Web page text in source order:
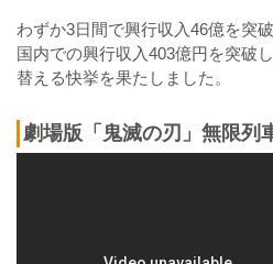
わずか3日間で興行収入46億を突
国内での興行収入403億円を突破
替える快挙を果たしました。
劇場版「鬼滅の刃」無限列